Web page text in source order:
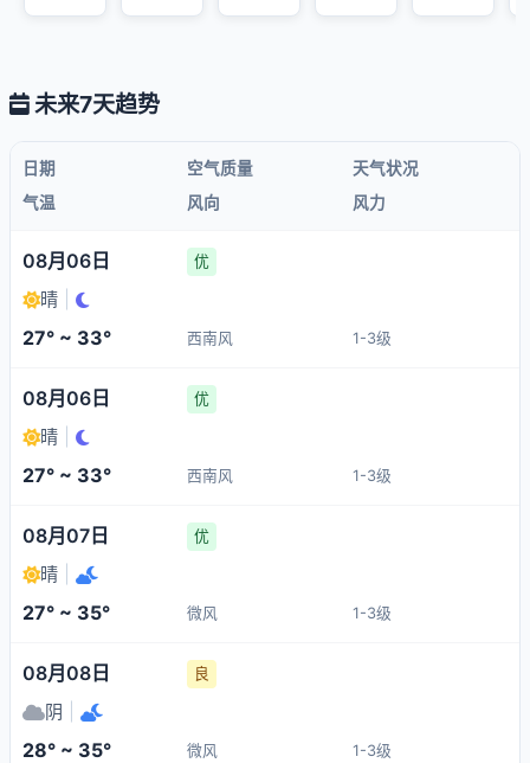
未来7天趋势
日期 空气质量
天气状况
气温
风向 风力
08月06日 优
晴
27° ~ 33° 西南风 1-3级
08月06日 优
晴
27° ~ 33° 西南风 1-3级
08月07日 优
晴
27° ~ 35° 微风 1-3级
08月08日 良
阴
28° ~ 35° 微风 1-3级